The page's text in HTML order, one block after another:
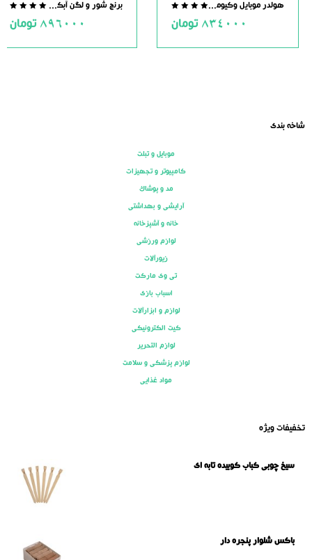
out
هولدر موبایل وکیومی مگنت دار
834000 تومان
برنج شور و لگن آبکش دار استیل
896000 تومان
شاخه بندی
موبایل و تبلت
کامپیوتر و تجهیزات
مد و پوشاک
آرایشی و بهداشتی
خانه و آشپزخانه
لوازم ورزشی
زیورآلات
تی وی مارکت
اسباب بازی
لوازم و ابزارآلات
کیت الکترونیکی
لوازم التحریر
لوازم پزشکی و سلامت
مواد غذایی
تخفیفات ویژه
سیخ چوبی کباب کوبیده تابه ای
باکس شلوار پنجره دار